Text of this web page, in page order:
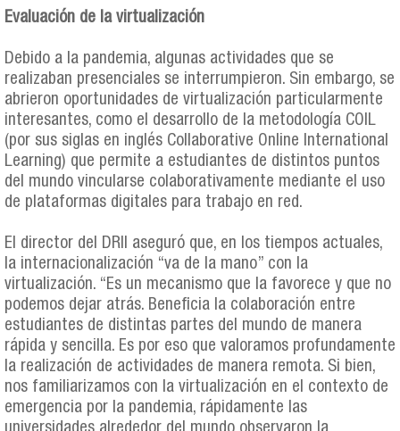
Evaluación de la virtualización
Debido a la pandemia, algunas actividades que se
realizaban presenciales se interrumpieron. Sin embargo, se
abrieron oportunidades de virtualización particularmente
interesantes, como el desarrollo de la metodología COIL
(por sus siglas en inglés Collaborative Online International
Learning) que permite a estudiantes de distintos puntos
del mundo vincularse colaborativamente mediante el uso
de plataformas digitales para trabajo en red.
El director del DRII aseguró que, en los tiempos actuales,
la internacionalización “va de la mano” con la
virtualización. “Es un mecanismo que la favorece y que no
podemos dejar atrás. Beneficia la colaboración entre
estudiantes de distintas partes del mundo de manera
rápida y sencilla. Es por eso que valoramos profundamente
la realización de actividades de manera remota. Si bien,
nos familiarizamos con la virtualización en el contexto de
emergencia por la pandemia, rápidamente las